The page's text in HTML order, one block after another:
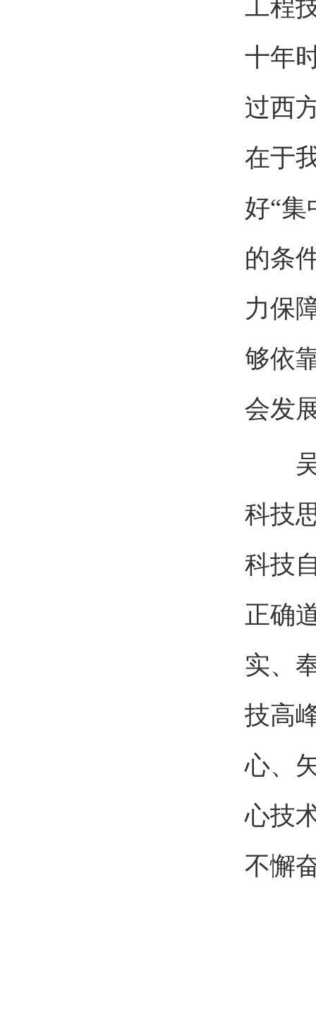
工程
十年
过西
在于
好“
的条
力保
够依
会发
吴
科技
科技
正确
实、
技高
心、
心技
不懈